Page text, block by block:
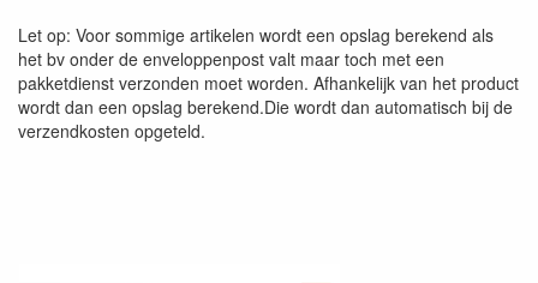
Let op: Voor sommige artikelen wordt een opslag berekend als
het bv onder de enveloppenpost valt maar toch met een
pakketdienst verzonden moet worden. Afhankelijk van het product
wordt dan een opslag berekend.Die wordt dan automatisch bij de
verzendkosten opgeteld.